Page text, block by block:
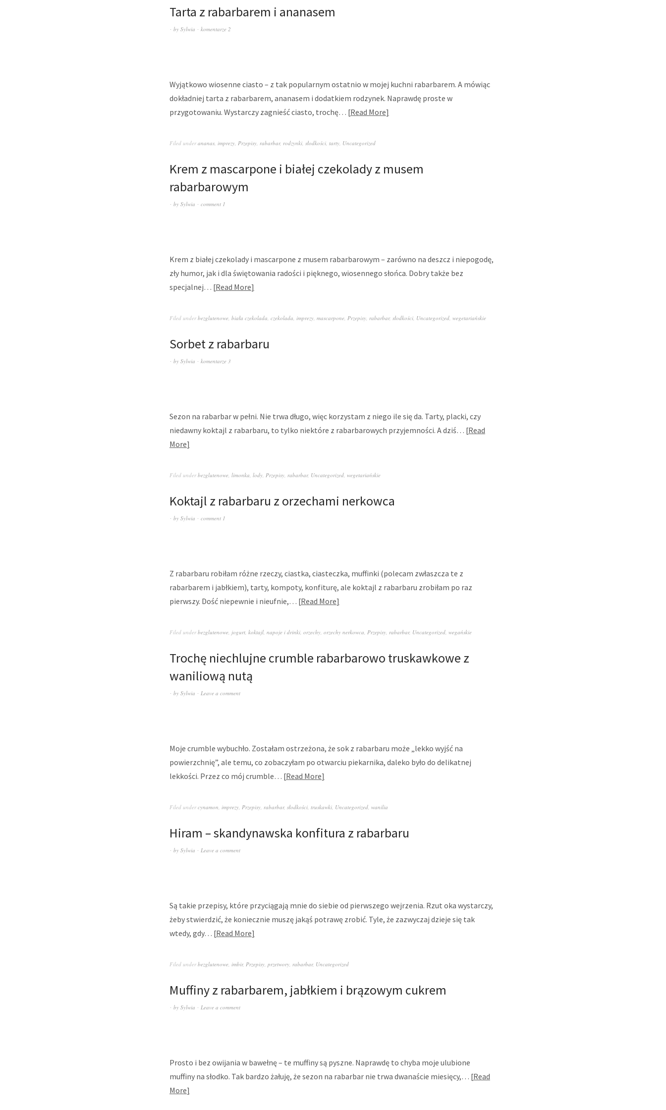
Tarta z rabarbarem i ananasem
by Sylwia komentarze 2
Wyjątkowo wiosenne ciasto – z tak popularnym ostatnio w mojej kuchni rabarbarem. A mówiąc
dokładniej tarta z rabarbarem, ananasem i dodatkiem rodzynek. Naprawdę proste w
przygotowaniu. Wystarczy zagnieść ciasto, trochę… Read More
Filed underananas, imprezy, Przepisy, rabarbar, rodzynki, słodkości, tarty, Uncategorized
Krem z mascarpone i białej czekolady z musem
rabarbarowym
by Sylwia comment 1
Krem z białej czekolady i mascarpone z musem rabarbarowym – zarówno na deszcz i niepogodę,
zły humor, jak i dla świętowania radości i pięknego, wiosennego słońca. Dobry także bez
specjalnej… Read More
Filed underbezglutenowe, biała czekolada, czekolada, imprezy, mascarpone, Przepisy, rabarbar, słodkości, Uncategorized, wegetariańskie
Sorbet z rabarbaru
by Sylwia komentarze 3
Sezon na rabarbar w pełni. Nie trwa długo, więc korzystam z niego ile się da. Tarty, placki, czy
niedawny koktajl z rabarbaru, to tylko niektóre z rabarbarowych przyjemności. A dziś… Read
More
Filed underbezglutenowe, limonka, lody, Przepisy, rabarbar, Uncategorized, wegetariańskie
Koktajl z rabarbaru z orzechami nerkowca
by Sylwia comment 1
Z rabarbaru robiłam różne rzeczy, ciastka, ciasteczka, muffinki (polecam zwłaszcza te z
rabarbarem i jabłkiem), tarty, kompoty, konfiturę, ale koktajl z rabarbaru zrobiłam po raz
pierwszy. Dość niepewnie i nieufnie,… Read More
Filed underbezglutenowe, jogurt, koktajl, napoje i drinki, orzechy, orzechy nerkowca, Przepisy, rabarbar, Uncategorized, wegańskie
Trochę niechlujne crumble rabarbarowo truskawkowe z
waniliową nutą
by Sylwia Leave a comment
Moje crumble wybuchło. Zostałam ostrzeżona, że sok z rabarbaru może „lekko wyjść na
powierzchnię”, ale temu, co zobaczyłam po otwarciu piekarnika, daleko było do delikatnej
lekkości. Przez co mój crumble… Read More
Filed undercynamon, imprezy, Przepisy, rabarbar, słodkości, truskawki, Uncategorized, wanilia
Hiram – skandynawska konfitura z rabarbaru
by Sylwia Leave a comment
Są takie przepisy, które przyciągają mnie do siebie od pierwszego wejrzenia. Rzut oka wystarczy,
żeby stwierdzić, że koniecznie muszę jakąś potrawę zrobić. Tyle, że zazwyczaj dzieje się tak
wtedy, gdy… Read More
Filed underbezglutenowe, imbir, Przepisy, przetwory, rabarbar, Uncategorized
Muffiny z rabarbarem, jabłkiem i brązowym cukrem
by Sylwia Leave a comment
Prosto i bez owijania w bawełnę – te muffiny są pyszne. Naprawdę to chyba moje ulubione
muffiny na słodko. Tak bardzo żałuję, że sezon na rabarbar nie trwa dwanaście miesięcy,… Read
More